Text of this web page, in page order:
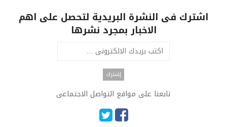
اشترك فى النشرة البريدية لتحصل على اهم
الاخبار بمجرد نشرها
تابعنا على مواقع التواصل الاجتماعى